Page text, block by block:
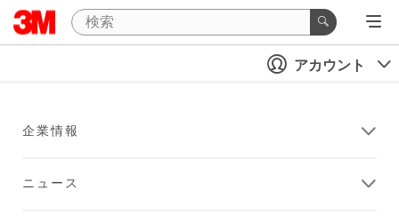
アカウント
企業情報
ニュース